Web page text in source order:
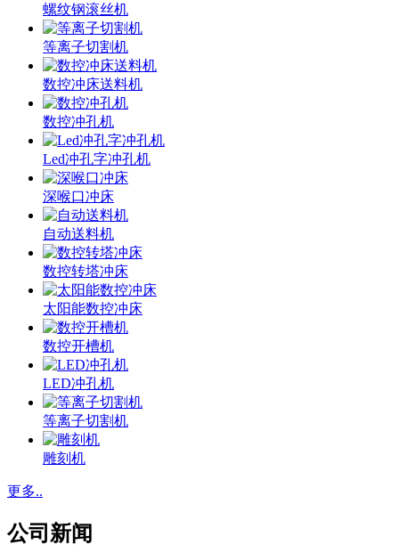
螺纹钢滚丝机
等离子切割机
数控冲床送料机
数控冲孔机
Led冲孔字冲孔机
深喉口冲床
自动送料机
数控转塔冲床
太阳能数控冲床
数控开槽机
LED冲孔机
等离子切割机
雕刻机
更多..
公司新闻